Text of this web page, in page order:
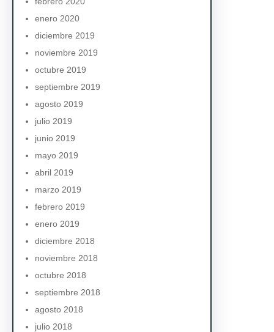
enero 2020
diciembre 2019
noviembre 2019
octubre 2019
septiembre 2019
agosto 2019
julio 2019
junio 2019
mayo 2019
abril 2019
marzo 2019
febrero 2019
enero 2019
diciembre 2018
noviembre 2018
octubre 2018
septiembre 2018
agosto 2018
julio 2018